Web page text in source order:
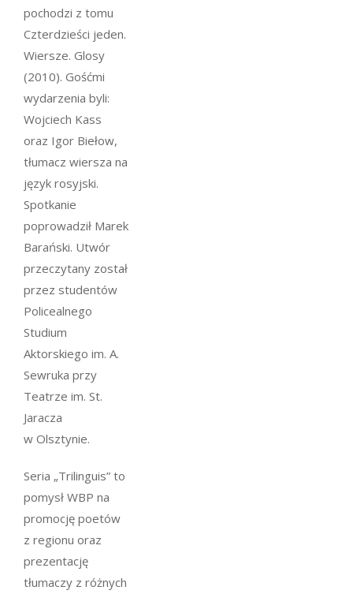
pochodzi z tomu
Czterdzieści jeden.
Wiersze. Glosy
(2010). Gośćmi
wydarzenia byli:
Wojciech Kass
oraz Igor Biełow,
tłumacz wiersza na
język rosyjski.
Spotkanie
poprowadził Marek
Barański. Utwór
przeczytany został
przez studentów
Policealnego
Studium
Aktorskiego im. A.
Sewruka przy
Teatrze im. St.
Jaracza
w Olsztynie.
Seria „Trilinguis” to
pomysł WBP na
promocję poetów
z regionu oraz
prezentację
tłumaczy z różnych